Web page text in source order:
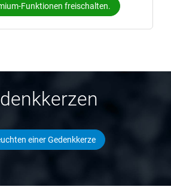
Funktionen freischalten.
einer Gedenkkerze